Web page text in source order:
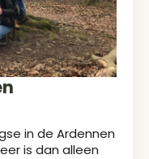
in de Ardennen
is dan alleen